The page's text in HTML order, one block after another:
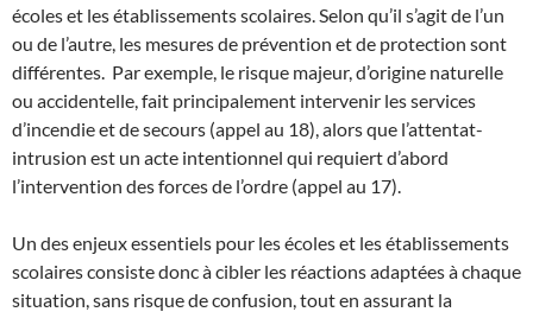
écoles et les établissements scolaires. Selon qu’il s’agit de l’un
ou de l’autre, les mesures de prévention et de protection sont
différentes. Par exemple, le risque majeur, d’origine naturelle
ou accidentelle, fait principalement intervenir les services
d’incendie et de secours (appel au 18), alors que l’attentat-
intrusion est un acte intentionnel qui requiert d’abord
l’intervention des forces de l’ordre (appel au 17).
Un des enjeux essentiels pour les écoles et les établissements
scolaires consiste donc à cibler les réactions adaptées à chaque
situation, sans risque de confusion, tout en assurant la